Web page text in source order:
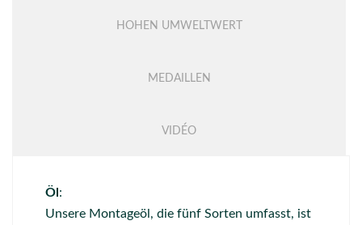
HOHEN UMWELTWERT
MEDAILLEN
VIDÉO
Öl :
Unsere Montageöl, die fünf Sorten umfasst, ist